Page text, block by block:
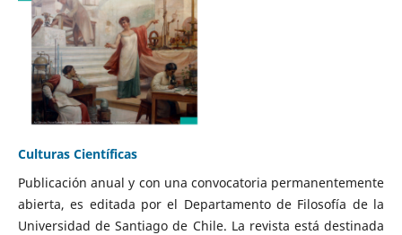
Culturas Científicas
Publicación anual y con una convocatoria permanentemente
abierta, es editada por el Departamento de Filosofía de la
Universidad de Santiago de Chile. La revista está destinada